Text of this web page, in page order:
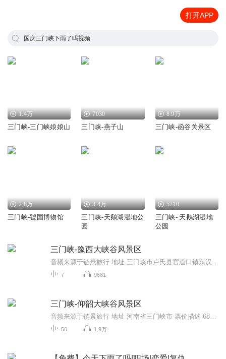
打开APP
国庆三门峡下雨了吗视频
1.4万
三门峡-三门峡娘娘山
7030
三门峡-燕子山
8.9万
三门峡-函谷关景区
2.8万
三门峡-虢国博物馆
3.4万
三门峡-天鹅湖湿地公
园
5210
三门峡- 天鹅湖湿地
公园
三门峡-豫西大峡谷风景区
7 9681
三门峡-仰韶大峡谷风景区
50 1.9万